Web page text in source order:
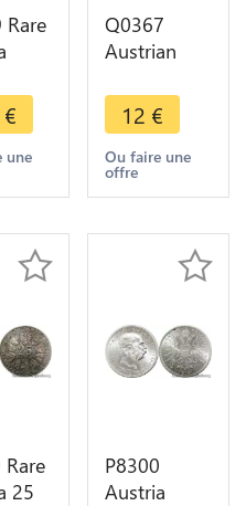
Rare
V
€
une
Q0367
Austrian
1 Liard 1
Oord Maria
Theresia
1744 Angel
12 €
Ou faire une
offre
25
P8300
Austria